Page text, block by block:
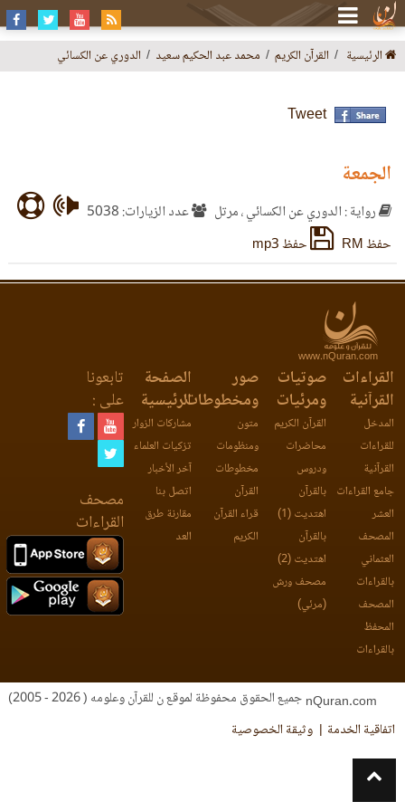
الرئيسية القرآن الكريم محمد عبد الحكيم سعيد الدوري عن الكسائي
Tweet
الجمعة
رواية : الدوري عن الكسائي ، مرتل
عدد الزيارات: 5038
حفظ RM
حفظ mp3
www.nQuran.com
القراءات
القرآنية
المدخل
للقراءات
القرآنية
جامع القراءات
العشر
المصحف
العثماني
بالقراءات
المصحف
المحفظ
بالقراءات
صوتيات
ومرئيات
القرآن الكريم
محاضرات
ودروس
بالقرآن
اهتديت (1)
بالقرآن
اهتديت (2)
مصحف ورش
(مرئي)
صور
ومخطوطات
متون
ومنظومات
مخطوطات
القرآن
قراء القرآن
الكريم
الصفحة
الرئيسية
مشاركات الزوار
تزكيات العلماء
آخر الأخبار
اتصل بنا
مقارنة طرق
العد
تابعونا
على :
مصحف
القراءات
جميع الحقوق محفوظة لموقع ن للقرآن وعلومه ( 2026 - 2005)
اتفاقية الخدمة
وثيقة الخصوصية